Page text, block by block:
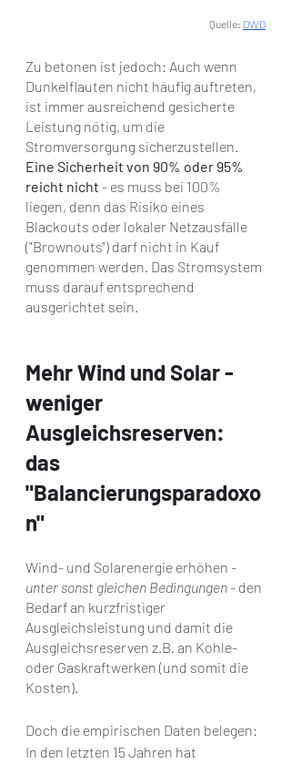
Quelle: DWD
Zu betonen ist jedoch: Auch wenn
Dunkelflauten nicht häufig auftreten,
ist immer ausreichend gesicherte
Leistung nötig, um die
Stromversorgung sicherzustellen.
Eine Sicherheit von 90% oder 95%
reicht nicht - es muss bei 100%
liegen, denn das Risiko eines
Blackouts oder lokaler Netzausfälle
("Brownouts") darf nicht in Kauf
genommen werden. Das Stromsystem
muss darauf entsprechend
ausgerichtet sein.
Mehr Wind und Solar -
weniger
Ausgleichsreserven:
das
"Balancierungsparadoxo
n"
Wind- und Solarenergie erhöhen -
unter sonst gleichen Bedingungen - den
Bedarf an kurzfristiger
Ausgleichsleistung und damit die
Ausgleichsreserven z.B. an Kohle-
oder Gaskraftwerken (und somit die
Kosten).
Doch die empirischen Daten belegen:
In den letzten 15 Jahren hat